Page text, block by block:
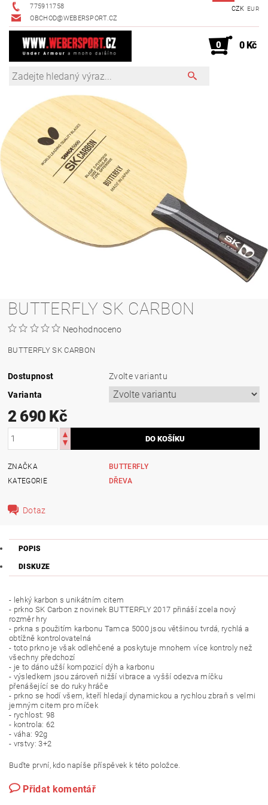
775911758
OBCHOD@WEBERSPORT.CZ
CZK EUR
0 0 Kč
BUTTERFLY SK CARBON
Neohodnoceno
BUTTERFLY SK CARBON
Dostupnost
Zvolte variantu
Varianta
2 690 Kč
ZNAČKA
BUTTERFLY
KATEGORIE
DŘEVA
Dotaz
POPIS
DISKUZE
- lehký karbon s unikátním citem
- prkno SK Carbon z novinek BUTTERFLY 2017 přináší zcela nový
rozměr hry
- prkna s použitím karbonu Tamca 5000 jsou většinou tvrdá, rychlá a
obtížně kontrolovatelná
- toto prkno je však odlehčené a poskytuje mnohem více kontroly než
všechny předchozí
- je to dáno užší kompozicí dýh a karbonu
- výsledkem jsou zároveň nižší vibrace a vyšší odezva míčku
přenášející se do ruky hráče
- prkno se hodí všem, kteří hledají dynamickou a rychlou zbraň s velmi
jemným citem pro míček
- rychlost: 98
- kontrola: 62
- váha: 92g
- vrstvy: 3+2
Buďte první, kdo napíše příspěvek k této položce.
Přidat komentář